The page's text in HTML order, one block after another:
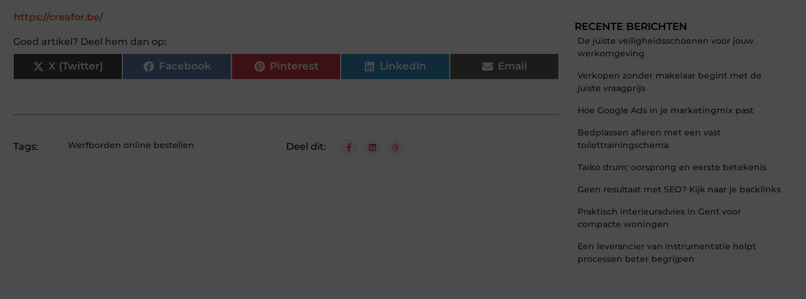
https://creafor.be/
Goed artikel? Deel hem dan op:
X (Twitter) Facebook Pinterest LinkedIn Email
Tags: Werfborden online bestellen Deel dit:
RECENTE BERICHTEN
De juiste veiligheidsschoenen voor jouw
werkomgeving
Verkopen zonder makelaar begint met de
juiste vraagprijs
Hoe Google Ads in je marketingmix past
Bedplassen afleren met een vast
toilettrainingschema
Taiko drum: oorsprong en eerste betekenis
Geen resultaat met SEO? Kijk naar je backlinks
Praktisch interieuradvies in Gent voor
compacte woningen
Een leverancier van instrumentatie helpt
processen beter begrijpen